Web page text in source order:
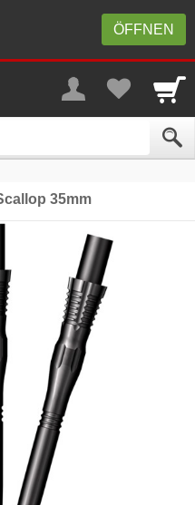
ÖFFNEN
35mm